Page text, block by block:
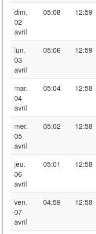
dim.
02
avril
05:08 12:59
lun.
03
avril
05:06 12:59
mar.
04
avril
05:04 12:58
mer.
05
avril
05:02 12:58
jeu.
06
avril
05:01 12:58
ven.
07
avril
04:59 12:58